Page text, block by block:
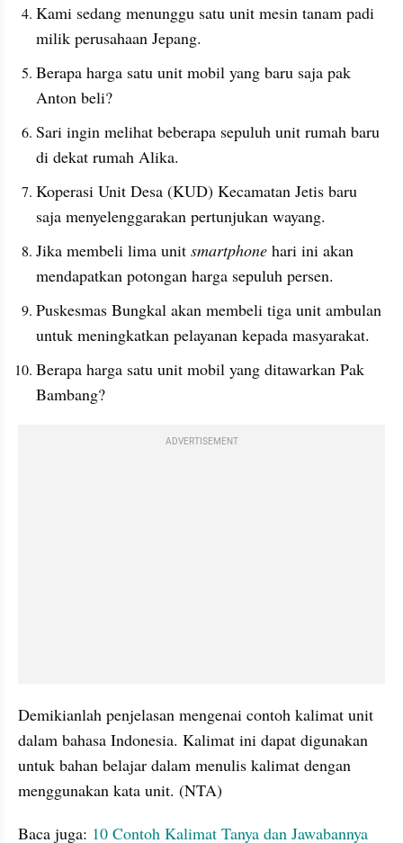
Kami sedang menunggu satu unit mesin tanam padi
milik perusahaan Jepang.
Berapa harga satu unit mobil yang baru saja pak
Anton beli?
Sari ingin melihat beberapa sepuluh unit rumah baru
di dekat rumah Alika.
Koperasi Unit Desa (KUD) Kecamatan Jetis baru
saja menyelenggarakan pertunjukan wayang.
Jika membeli lima unit smartphone hari ini akan
mendapatkan potongan harga sepuluh persen.
Puskesmas Bungkal akan membeli tiga unit ambulan
untuk meningkatkan pelayanan kepada masyarakat.
Berapa harga satu unit mobil yang ditawarkan Pak
Bambang?
ADVERTISEMENT
Demikianlah penjelasan mengenai contoh kalimat unit
dalam bahasa Indonesia. Kalimat ini dapat digunakan
untuk bahan belajar dalam menulis kalimat dengan
menggunakan kata unit. (NTA)
Baca juga: 10 Contoh Kalimat Tanya dan Jawabannya